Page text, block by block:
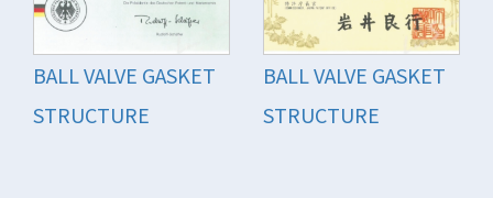
BALL VALVE GASKET
STRUCTURE
BALL VALVE GASKET
STRUCTURE